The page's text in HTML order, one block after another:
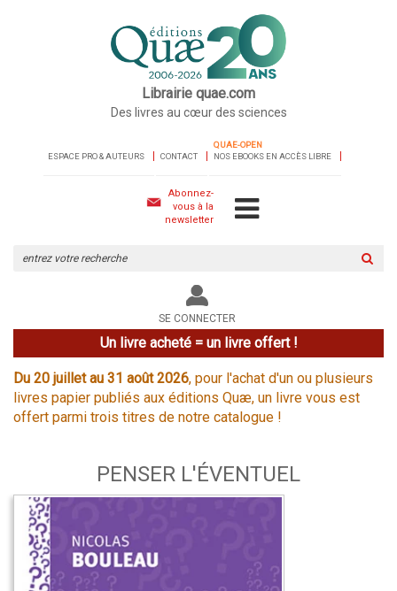
Librairie quae.com
Des livres au cœur des sciences
ESPACE PRO & AUTEURS CONTACT
QUAE-OPEN
NOS EBOOKS EN ACCÈS LIBRE
Abonnez-
vous à la
newsletter
le
site
SE CONNECTER
Un livre acheté = un livre offert !
Du 20 juillet au 31 août 2026, pour l'achat d'un ou plusieurs
livres papier publiés aux éditions Quæ, un livre vous est
offert parmi trois titres de notre catalogue !
PENSER L'ÉVENTUEL